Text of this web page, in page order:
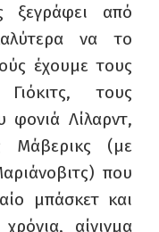
ξεγράφει από
να το
έχουμε τους
τους
φονιά Λίλαρντ,
Μάβερικς (με
που
μπάσκετ και
αίνιγμα